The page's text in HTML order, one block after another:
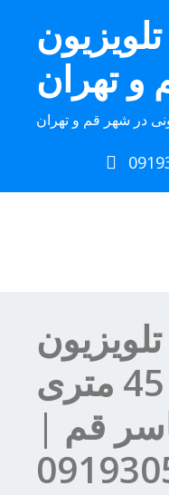
تهران
در شهر قم و تهران
سونی در 45 متری
قم |